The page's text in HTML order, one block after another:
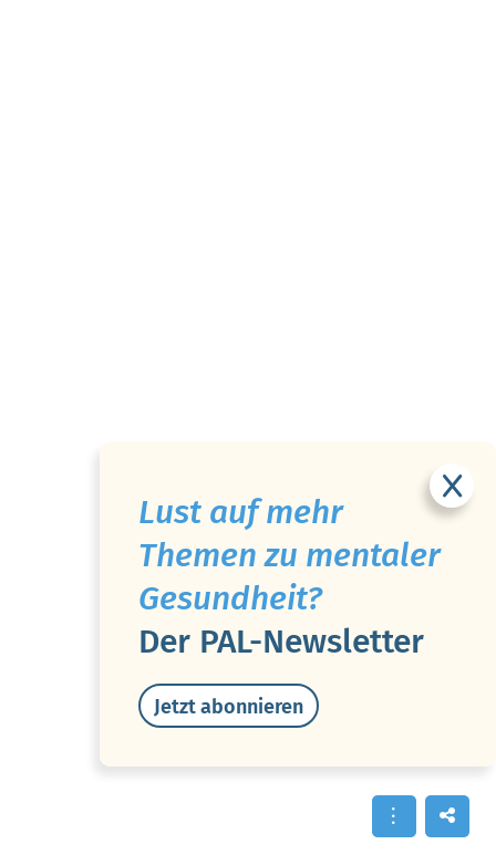
Lust auf mehr
Themen zu mentaler
Gesundheit?
Der PAL-Newsletter
Jetzt abonnieren